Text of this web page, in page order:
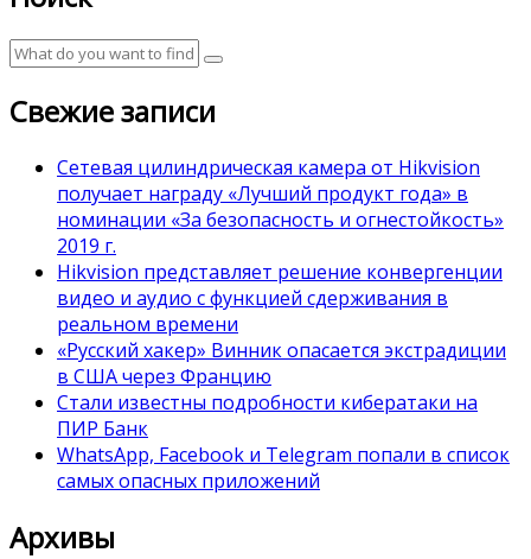
Свежие записи
Сетевая цилиндрическая камера от Hikvision
получает награду «Лучший продукт года» в
номинации «За безопасность и огнестойкость»
2019 г.
Hikvision представляет решение конвергенции
видео и аудио с функцией сдерживания в
реальном времени
«Русский хакер» Винник опасается экстрадиции
в США через Францию
Стали известны подробности кибератаки на
ПИР Банк
WhatsApp, Facebook и Telegram попали в список
самых опасных приложений
Архивы